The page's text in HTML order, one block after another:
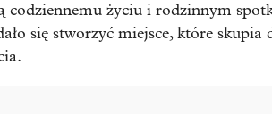
codziennemu życiu i rodzinnym
się stworzyć miejsce, które